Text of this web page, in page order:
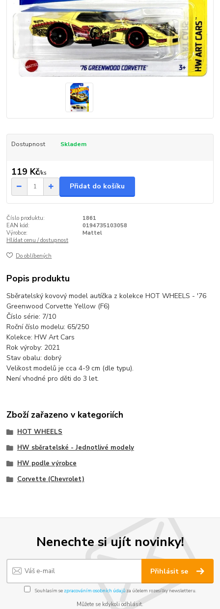
Dostupnost Skladem
119 Kč/ks
Přidat do košíku
Číslo produktu:
1861
EAN kód:
0194735103058
Výrobce:
Mattel
Hlídat cenu / dostupnost
Do oblíbených
Popis produktu
Sběratelský kovový model autíčka z kolekce HOT WHEELS - '76
Greenwood Corvette Yellow (F6)
Číslo série: 7/10
Roční číslo modelu: 65/250
Kolekce: HW Art Cars
Rok výroby: 2021
Stav obalu: dobrý
Velikost modelů je cca 4-9 cm (dle typu).
Není vhodné pro děti do 3 let.
Zboží zařazeno v kategoriích
HOT WHEELS
HW sběratelské - Jednotlivé modely
HW podle výrobce
Corvette (Chevrolet)
Nenechte si ujít novinky!
Přihlásit se
Souhlasím se zpracováním osobních údajůza účelem rozesílky newsletteru.
Můžete se kdykoli odhlásit.